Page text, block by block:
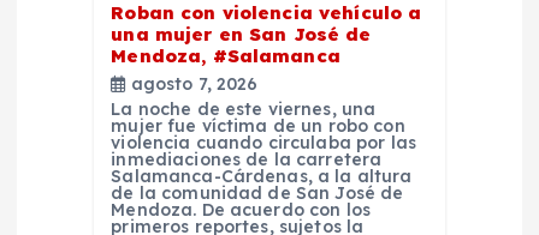
Roban con violencia vehículo a
una mujer en San José de
Mendoza, #Salamanca
agosto 7, 2026
La noche de este viernes, una
mujer fue víctima de un robo con
violencia cuando circulaba por las
inmediaciones de la carretera
Salamanca-Cárdenas, a la altura
de la comunidad de San José de
Mendoza. De acuerdo con los
primeros reportes, sujetos la